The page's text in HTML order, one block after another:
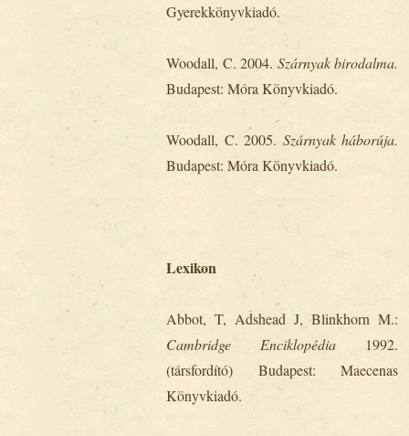
Gyerekkönyvkiadó.
Woodall, C. 2004. Szárnyak birodalma.
Budapest: Móra Könyvkiadó.
Woodall, C. 2005. Szárnyak háborúja.
Budapest: Móra Könyvkiadó.
Lexikon
Abbot, T, Adshead J, Blinkhorn M.:
Cambridge Enciklopédia 1992.
(társfordító) Budapest: Maecenas
Könyvkiadó.